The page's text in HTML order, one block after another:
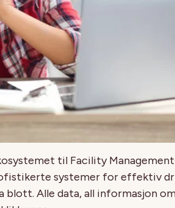
til Facility
systemer for effektiv
blott. Alle data, all informasjon